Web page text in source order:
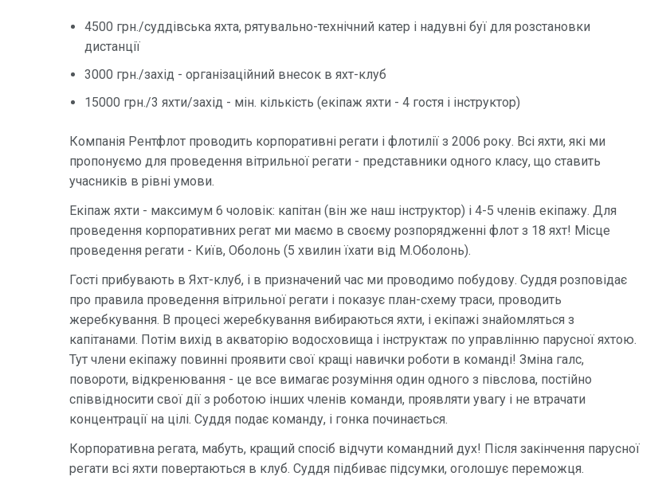
4500 грн./суддівська яхта, рятувально-технічний катер і надувні буї для розстановки
дистанції
3000 грн./захід - організаційний внесок в яхт-клуб
15000 грн./3 яхти/захід - мін. кількість (екіпаж яхти - 4 гостя і інструктор)
Компанія Рентфлот проводить корпоративні регати і флотилії з 2006 року. Всі яхти, які ми
пропонуємо для проведення вітрильної регати - представники одного класу, що ставить
учасників в рівні умови.
Екіпаж яхти - максимум 6 чоловік: капітан (він же наш інструктор) і 4-5 членів екіпажу. Для
проведення корпоративних регат ми маємо в своєму розпорядженні флот з 18 яхт! Місце
проведення регати - Київ, Оболонь (5 хвилин їхати від М.Оболонь).
Гості прибувають в Яхт-клуб, і в призначений час ми проводимо побудову. Суддя розповідає
про правила проведення вітрильної регати і показує план-схему траси, проводить
жеребкування. В процесі жеребкування вибираються яхти, і екіпажі знайомляться з
капітанами. Потім вихід в акваторію водосховища і інструктаж по управлінню парусної яхтою.
Тут члени екіпажу повинні проявити свої кращі навички роботи в команді! Зміна галс,
повороти, відкренювання - це все вимагає розуміння один одного з півслова, постійно
співвідносити свої дії з роботою інших членів команди, проявляти увагу і не втрачати
концентрації на цілі. Суддя подає команду, і гонка починається.
Корпоративна регата, мабуть, кращий спосіб відчути командний дух! Після закінчення парусної
регати всі яхти повертаються в клуб. Суддя підбиває підсумки, оголошує переможця.